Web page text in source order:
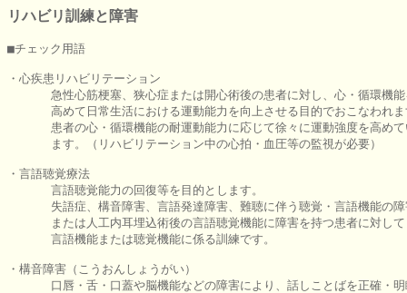
リハビリ訓練と障害
■チェック用語
・心疾患リハビリテーション
急性心筋梗塞、狭心症または開心術後の患者に対し、心・循環機能
高めて日常生活における運動能力を向上させる目的でおこなわれま
患者の心・循環機能の耐運動能力に応じて徐々に運動強度を高めて
      ます。（リハビリテーション中の心拍・血圧等の監視が必要）
・言語聴覚療法
言語聴覚能力の回復等を目的とします。
失語症、構音障害、言語発達障害、難聴に伴う聴覚・言語機能の
      または人工内耳埋込術後の言語聴覚機能に障害を持つ患者に対して
      言語機能または聴覚機能に係る訓練です。
・構音障害（こうおんしょうがい）
口唇・舌・口蓋や脳機能などの障害により、話しことばを正確・明